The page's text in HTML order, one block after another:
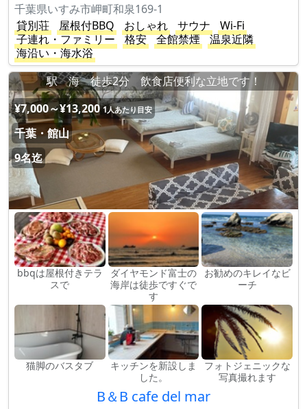
千葉県いすみ市岬町和泉169-1
貸別荘
屋根付BBQ おしゃれ サウナ
Wi-Fi
子連れ・ファミリー
格安 全館禁煙
温泉近隣
海沿い・海水浴
駅 海 徒歩2分 飲食店便利な立地です！
¥7,000～¥13,200 1人あたり目安
千葉・館山
9名迄
bbqは屋根付きテラ
スで
ダイヤモンド富士の
海岸は徒歩ですぐで
す
お勧めのキレイなビ
ーチ
猫脚のバスタブ
キッチンを新設しま
した。
フォトジェニックな
写真撮れます
B＆B cafe del mar